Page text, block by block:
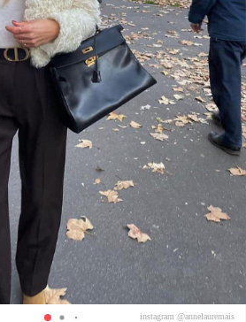
instagram @annelauremais